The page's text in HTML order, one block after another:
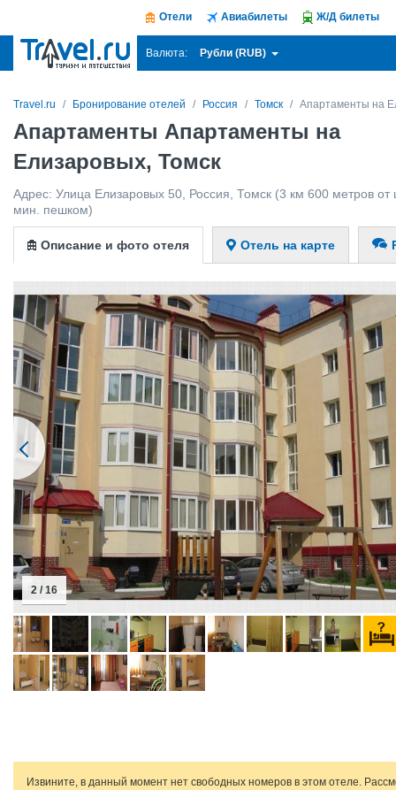
Отели Авиабилеты Ж/Д билеты
Валюта: Рубли (RUB)
Travel.ru Бронирование отелей Россия Томск Апартаменты на
Апартаменты Апартаменты на
Елизаровых, Томск
Адрес: Улица Елизаровых 50 Россия Томск (3 км 600 метров от
мин. пешком)
Описание и фото отеля Отель на карте
2 / 16
Извините, в данный момент нет свободных номеров в этом отеле.